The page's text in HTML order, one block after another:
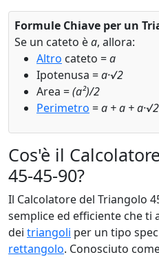
Formule Chiave per un
Se un cateto èa, allora:
Altro cateto =a
Ipotenusa =a·√2
Area =(a²)/2
Perimetro =a + a + a·√2
Cos'è il
45-45-90?
Il Calcolatore del Triangolo
semplice ed efficiente che ti
dei triangoli per un tipo
rettangolo. Conosciuto